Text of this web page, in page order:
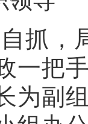
抓，
一把
为副